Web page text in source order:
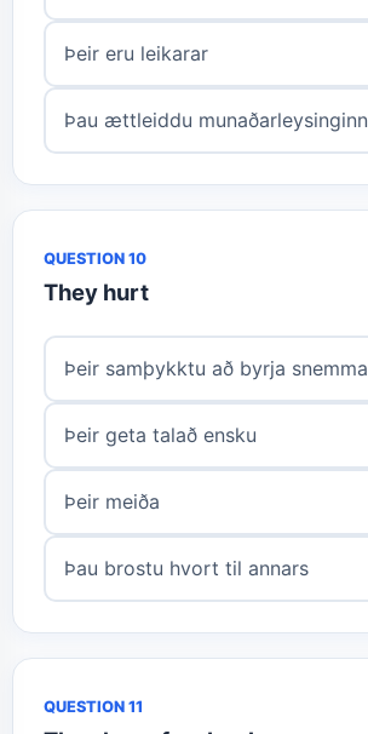
Þeir eru leikarar
Þau ættleiddu munaðarleysinginn
QUESTION 10
They hurt
Þeir samþykktu að byrja snemma
Þeir geta talað ensku
Þeir meiða
Þau brostu hvort til annars
QUESTION 11